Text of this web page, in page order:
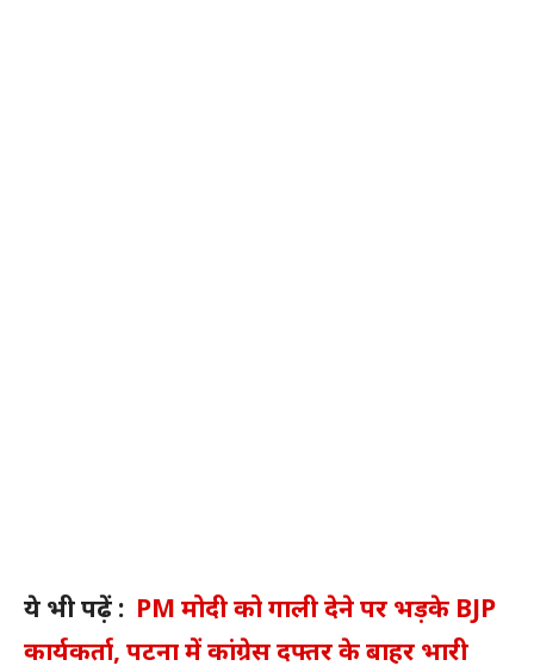
ये भी पढ़ें : PM मोदी को गाली देने पर भड़के BJP
कार्यकर्ता, पटना में कांग्रेस दफ्तर के बाहर भारी